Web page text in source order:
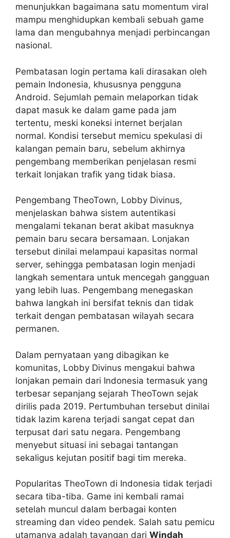
menunjukkan bagaimana satu momentum viral
mampu menghidupkan kembali sebuah game
lama dan mengubahnya menjadi perbincangan
nasional.
Pembatasan login pertama kali dirasakan oleh
pemain Indonesia, khususnya pengguna
Android. Sejumlah pemain melaporkan tidak
dapat masuk ke dalam game pada jam
tertentu, meski koneksi internet berjalan
normal. Kondisi tersebut memicu spekulasi di
kalangan pemain baru, sebelum akhirnya
pengembang memberikan penjelasan resmi
terkait lonjakan trafik yang tidak biasa.
Pengembang TheoTown, Lobby Divinus,
menjelaskan bahwa sistem autentikasi
mengalami tekanan berat akibat masuknya
pemain baru secara bersamaan. Lonjakan
tersebut dinilai melampaui kapasitas normal
server, sehingga pembatasan login menjadi
langkah sementara untuk mencegah gangguan
yang lebih luas. Pengembang menegaskan
bahwa langkah ini bersifat teknis dan tidak
terkait dengan pembatasan wilayah secara
permanen.
Dalam pernyataan yang dibagikan ke
komunitas, Lobby Divinus mengakui bahwa
lonjakan pemain dari Indonesia termasuk yang
terbesar sepanjang sejarah TheoTown sejak
dirilis pada 2019. Pertumbuhan tersebut dinilai
tidak lazim karena terjadi sangat cepat dan
terpusat dari satu negara. Pengembang
menyebut situasi ini sebagai tantangan
sekaligus kejutan positif bagi tim mereka.
Popularitas TheoTown di Indonesia tidak terjadi
secara tiba-tiba. Game ini kembali ramai
setelah muncul dalam berbagai konten
streaming dan video pendek. Salah satu pemicu
utamanya adalah tayangan dari Windah